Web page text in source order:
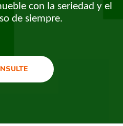
con la seriedad y el
de siempre.